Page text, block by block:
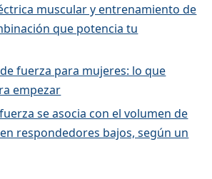
muscular y entrenamiento de
que potencia tu
fuerza para mujeres: lo que
empezar
se asocia con el volumen de
respondedores bajos, según un